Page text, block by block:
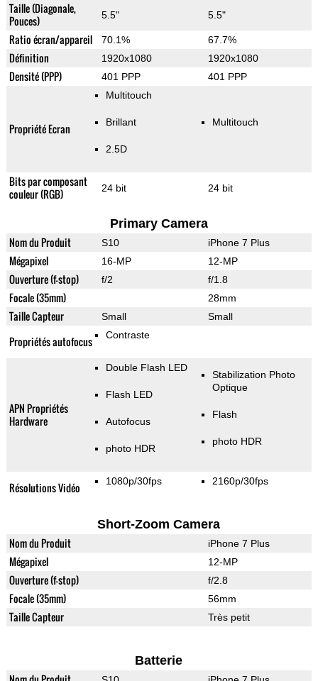
Taille (Diagonale,
Pouces)
5.5" 5.5"
Ratio écran/appareil 70.1% 67.7%
Définition 1920x1080 1920x1080
Densité (PPP) 401 PPP 401 PPP
Propriété Ecran
Multitouch
Brillant
2.5D
Multitouch
Bits par composant
couleur (RGB)
24 bit 24 bit
Primary Camera
Nom du Produit S10 iPhone 7 Plus
Mégapixel 16-MP 12-MP
Ouverture (f-stop) f/2 f/1.8
Focale (35mm) 28mm
Taille Capteur Small Small
Propriétés autofocus Contraste
APN Propriétés
Hardware
Double Flash LED
Flash LED
Autofocus
photo HDR
Stabilization Photo
Optique
Flash
photo HDR
Résolutions Vidéo 1080p/30fps 2160p/30fps
Short-Zoom Camera
Nom du Produit iPhone 7 Plus
Mégapixel 12-MP
Ouverture (f-stop) f/2.8
Focale (35mm) 56mm
Taille Capteur Très petit
Batterie